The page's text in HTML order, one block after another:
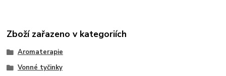
Zboží zařazeno v kategoriích
Aromaterapie
Vonné tyčinky